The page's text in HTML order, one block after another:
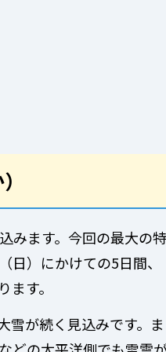
みます。今回の最大の特
）にかけての5日間、
す。
雪が続く見込みです。ま